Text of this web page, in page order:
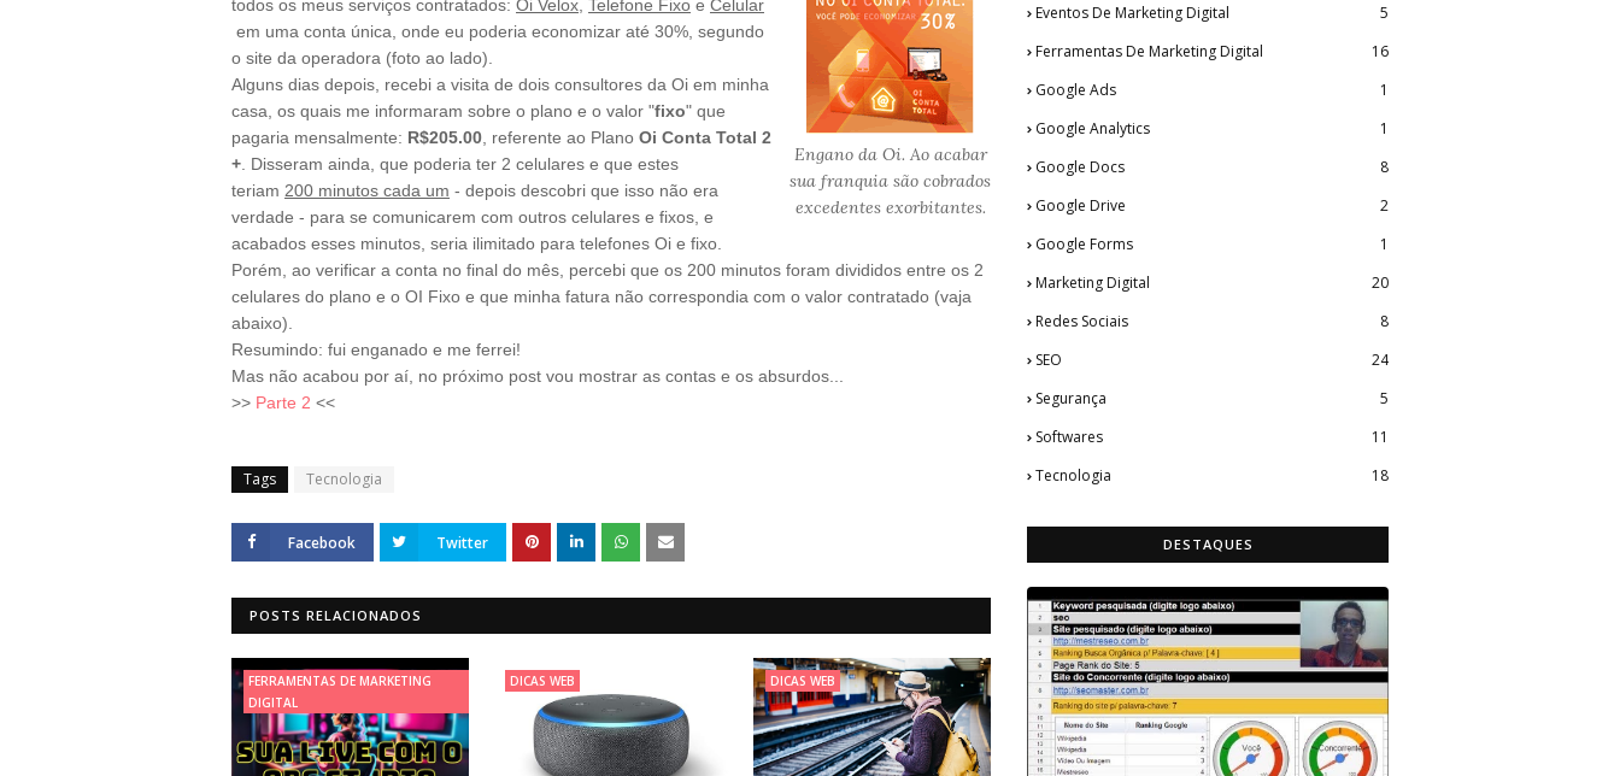
Engano da Oi. Ao acabar
sua franquia são cobrados
excedentes exorbitantes.
todos os meus serviços contratados: Oi Velox Telefone Fixo e Celular
em uma conta única, onde eu poderia economizar até 30%, segundo
o site da operadora (foto ao lado).
Alguns dias depois, recebi a visita de dois consultores da Oi em minha
casa, os quais me informaram sobre o plano e o valor "fixo" que
pagaria mensalmente: R$205.00 , referente ao Plano Oi Conta Total 2
+ Disseram ainda, que poderia ter 2 celulares e que estes
teriam 200 minutos cada um - depois descobri que isso não era
verdade - para se comunicarem com outros celulares e fixos, e
acabados esses minutos, seria ilimitado para telefones Oi e fixo.
Porém, ao verificar a conta no final do mês, percebi que os 200 minutos foram divididos entre os 2
celulares do plano e o OI Fixo e que minha fatura não correspondia com o valor contratado (vaja
abaixo).
Resumindo: fui enganado e me ferrei!
Mas não acabou por aí, no próximo post vou mostrar as contas e os absurdos...
>> Parte 2 <<
Tags Tecnologia
Facebook Twitter
POSTS RELACIONADOS
FERRAMENTAS DE MARKETING
DIGITAL
DICAS WEB DICAS WEB
Eventos De Marketing Digital
5
Ferramentas De Marketing Digital
16
Google Ads
1
Google Analytics
1
Google Docs
8
Google Drive
2
Google Forms
1
Marketing Digital
20
Redes Sociais
8
SEO
24
Segurança
5
Softwares
11
Tecnologia
18
DESTAQUES